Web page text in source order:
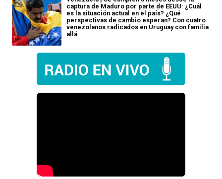
captura de Maduro por parte de EEUU: ¿Cuál
es la situación actual en el país? ¿Qué
perspectivas de cambio esperan? Con cuatro
venezolanos radicados en Uruguay con familia
allá